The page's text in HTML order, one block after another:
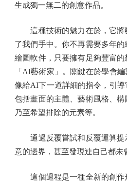
生成獨一無二的創意作品。
這種技術的魅力在於，它將
了我們手中。你不再需要多年
繪圖軟件，只要擁有足夠豐富
「AI藝術家」。關鍵在於學會
像給AI下一道詳細的指令，引導
包括畫面的主體、藝術風格、
乃至希望排除的元素等。
通過反覆嘗試和反覆運算提
意的邊界，甚至發現連自己都未
這個過程是一種全新的創作